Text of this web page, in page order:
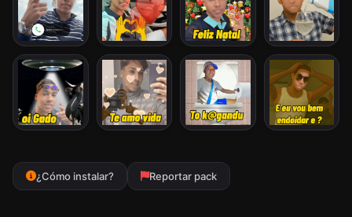
¿Cómo instalar? Reportar pack